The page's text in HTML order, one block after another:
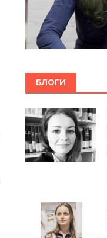
БЛОГИ